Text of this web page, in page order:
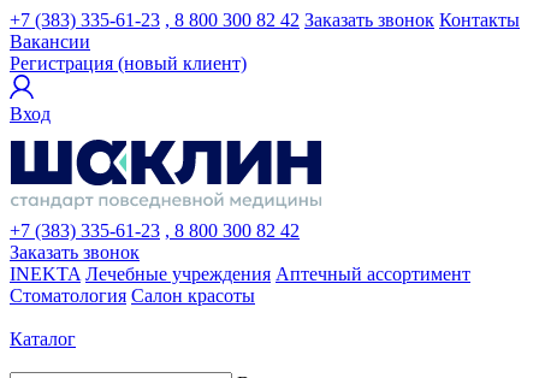
+7 (383) 335-61-23 , 8 800 300 82 42 Заказать звонок Контакты
Вакансии
Регистрация (новый клиент)
Вход
+7 (383) 335-61-23 , 8 800 300 82 42
Заказать звонок
INEKTA Лечебные учреждения Аптечный ассортимент
Стоматология Салон красоты
Каталог